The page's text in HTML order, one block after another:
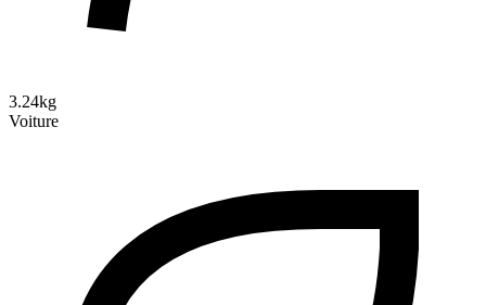
3.24kg
Voiture